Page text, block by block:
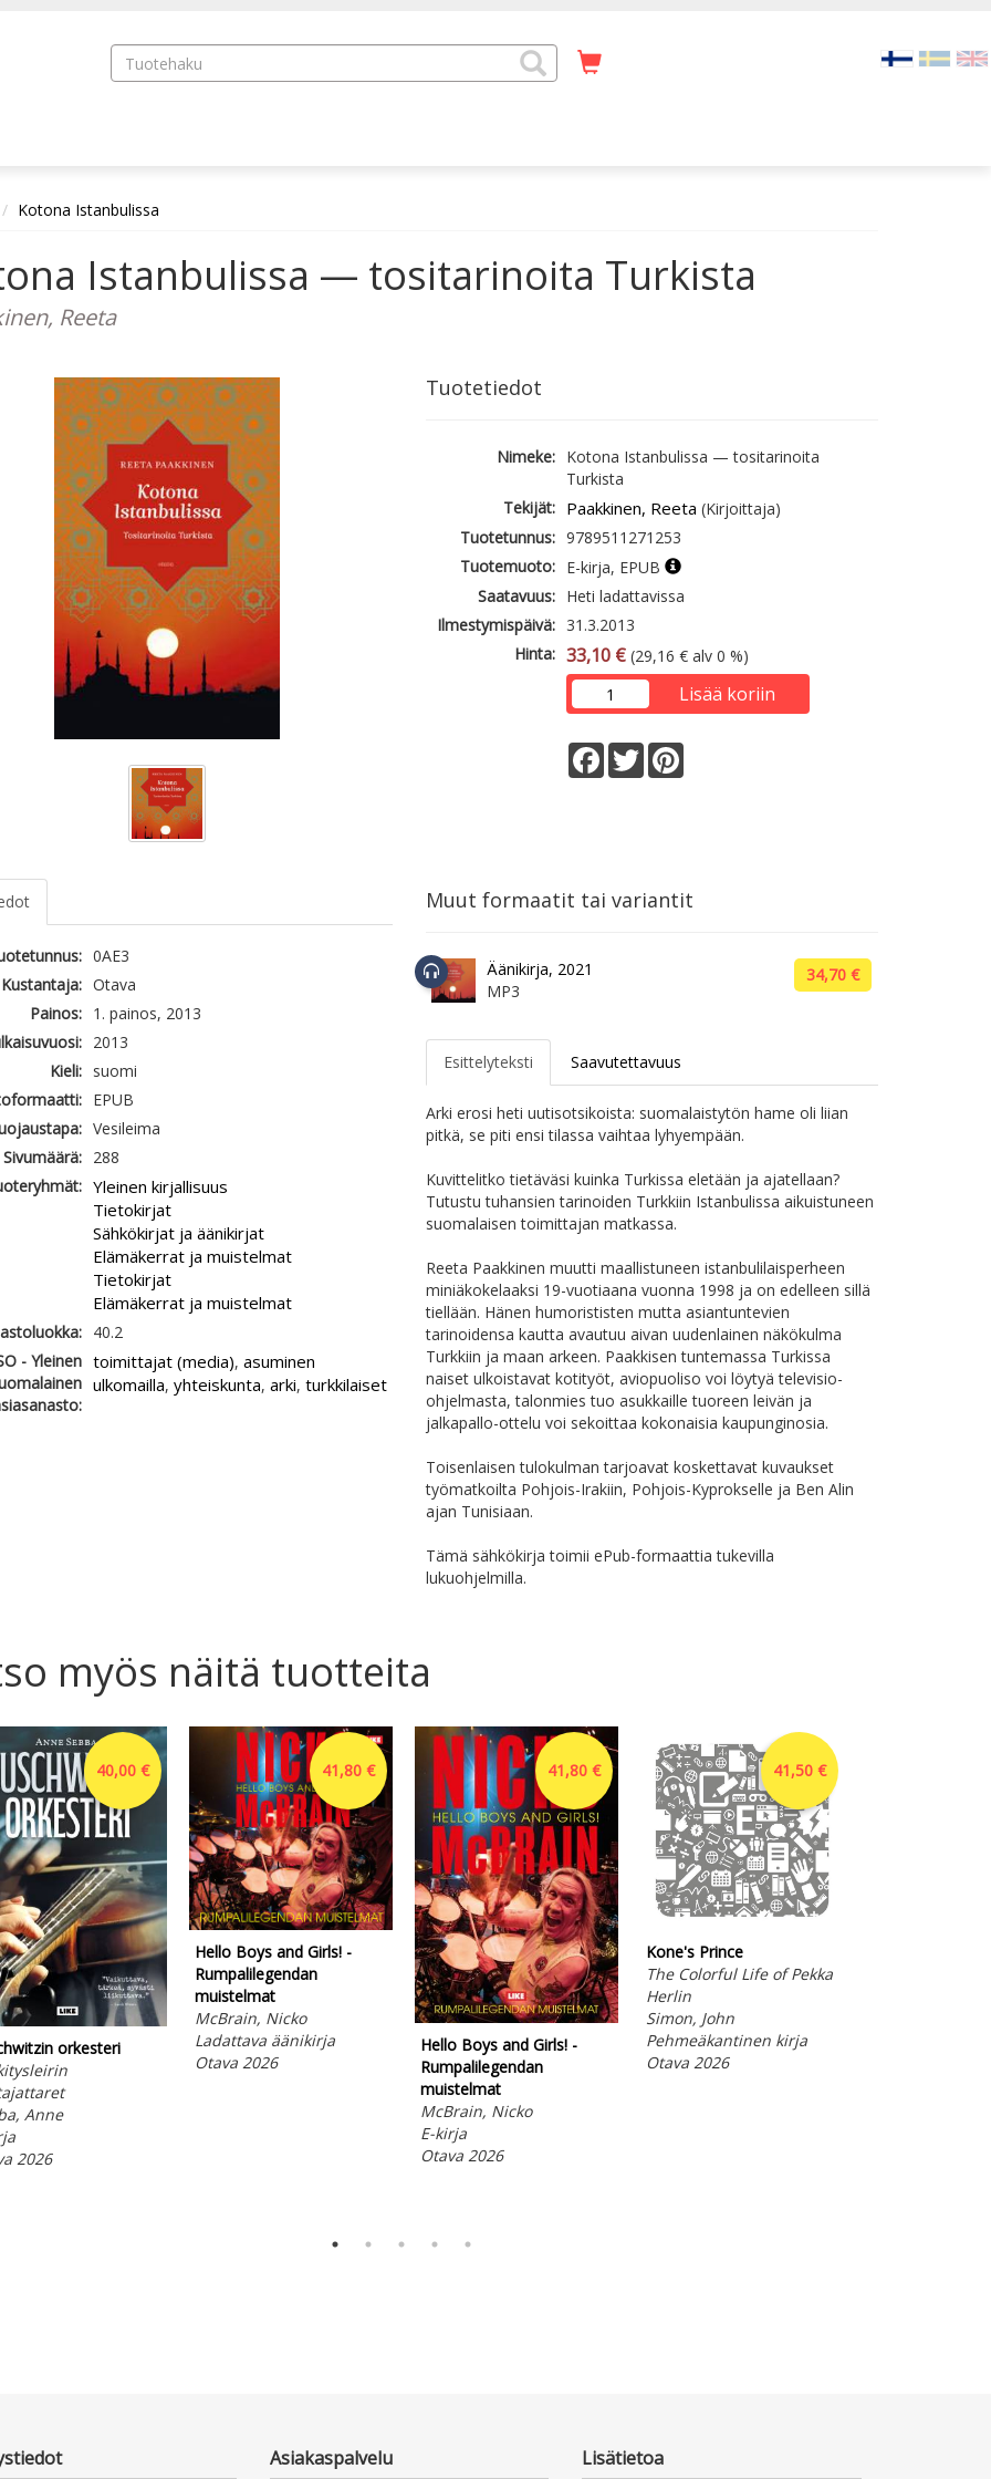
Kotona Istanbulissa
Istanbulissa — tositarinoita Turkista
Reeta
Tuotetiedot
Nimeke: Kotona Istanbulissa — tositarinoita
Turkista
Tekijät: Paakkinen, Reeta (Kirjoittaja)
Tuotetunnus: 9789511271253
Tuotemuoto: E-kirja, EPUB
Saatavuus: Heti ladattavissa
Ilmestymispäivä: 31.3.2013
Hinta: 33,10 € (29,16 € alv 0 %)
Lisää koriin
Facebook
Twitter
0AE3
Kustantaja: Otava
Painos:
1. painos, 2013
2013
Kieli:
suomi
EPUB
Vesileima
Sivumäärä:
288
Yleinen kirjallisuus
Tietokirjat
Sähkökirjat ja äänikirjat
Elämäkerrat ja muistelmat
Tietokirjat
Elämäkerrat ja muistelmat
40.2
- Yleinen toimittajat (media), asuminen
ulkomailla, yhteiskunta, arki, turkkilaiset
Muut formaatit tai variantit
Äänikirja, 2021
MP3
34,70 €
Esittelyteksti Saavutettavuus
Arki erosi heti uutisotsikoista: suomalaistytön hame oli liian
pitkä, se piti ensi tilassa vaihtaa lyhyempään.
Kuvittelitko tietäväsi kuinka Turkissa eletään ja ajatellaan?
Tutustu tuhansien tarinoiden Turkkiin Istanbulissa aikuistuneen
suomalaisen toimittajan matkassa.
Reeta Paakkinen muutti maallistuneen istanbulilaisperheen
miniäkokelaaksi 19-vuotiaana vuonna 1998 ja on edelleen sillä
tiellään. Hänen humorististen mutta asiantuntevien
tarinoidensa kautta avautuu aivan uudenlainen näkökulma
Turkkiin ja maan arkeen. Paakkisen tuntemassa Turkissa
naiset ulkoistavat kotityöt, aviopuoliso voi löytyä televisio-
ohjelmasta, talonmies tuo asukkaille tuoreen leivän ja
jalkapallo-ottelu voi sekoittaa kokonaisia kaupunginosia.
Toisenlaisen tulokulman tarjoavat koskettavat kuvaukset
työmatkoilta Pohjois-Irakiin, Pohjois-Kyprokselle ja Ben Alin
ajan Tunisiaan.
Tämä sähkökirja toimii ePub-formaattia tukevilla
lukuohjelmilla.
myös näitä tuotteita
40,00 €
orkesteri
Anne
2026
41,80 €
Hello Boys and Girls! -
Rumpalilegendan
muistelmat
McBrain, Nicko
Ladattava äänikirja
Otava 2026
41,80 €
Hello Boys and Girls! -
Rumpalilegendan
muistelmat
McBrain, Nicko
E-kirja
Otava 2026
41,50 €
Kone's Prince
The Colorful Life of Pekka
Herlin
Simon, John
Pehmeäkantinen kirja
Otava 2026
Asiakaspalvelu Lisätietoa